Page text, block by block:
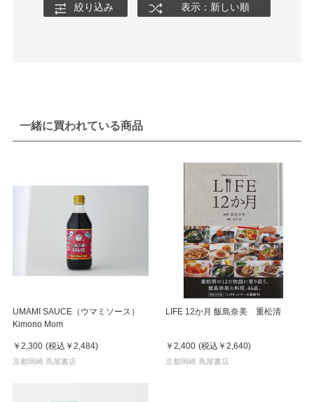
絞り込み 表示：新しい順
一緒に買われている商品
UMAMI SAUCE（ウマミソース）
Kimono Mom
￥2,300 (税込 ￥2,484)
京都岡崎 蔦屋書店
LIFE 12か月 飯島奈美 重松清
￥2,400 (税込 ￥2,640)
京都岡崎 蔦屋書店